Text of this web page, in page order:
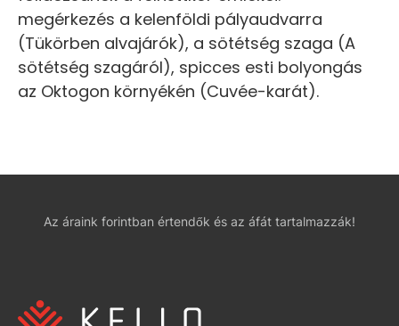
megérkezés a kelenföldi pályaudvarra
(Tükörben alvajárók), a sötétség szaga (A
sötétség szagáról), spicces esti bolyongás
az Oktogon környékén (Cuvée-karát).
Az áraink forintban értendők és az áfát tartalmazzák!